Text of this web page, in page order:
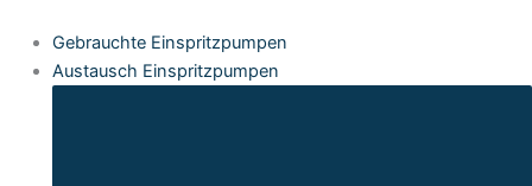
Gebrauchte Einspritzpumpen
Austausch Einspritzpumpen